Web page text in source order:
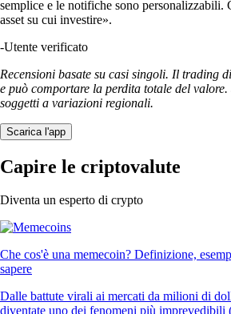
semplice e le notifiche sono personalizzabili.
asset su cui investire».
-Utente verificato
Recensioni basate su casi singoli. Il trading
e può comportare la perdita totale del
soggetti a variazioni regionali.
Scarica l'app
Capire le criptovalute
Diventa un esperto di crypto
Che cos'è una memecoin? Definizione,
sapere
Dalle battute virali ai mercati da milioni di
diventate uno dei fenomeni più imprevedibili